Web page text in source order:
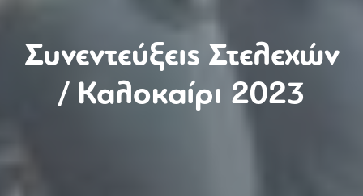
Συνεντεύξεις Στελεχών
/ Καλοκαίρι 2023